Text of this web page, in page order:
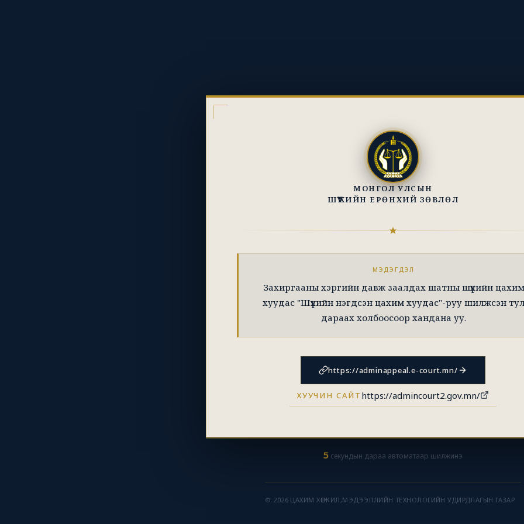
МОНГОЛ УЛСЫН
ШҮҮХИЙН ЕРӨНХИЙ ЗӨВЛӨЛ
МЭДЭГДЭЛ
Захиргааны хэргийн давж заалдах шатны шүүхийн цахим
хуудас "Шүүхийн нэгдсэн цахим хуудас"-руу шилжсэн
дараах холбоосоор хандана уу.
https://adminappeal.e-court.mn/
ХУУЧИН САЙТ https://admincourt2.gov.mn/
5 секундын дараа автоматаар шилжинэ
© 2026 ЦАХИМ ХӨГЖИЛ,МЭДЭЭЛЛИЙН ТЕХНОЛОГИЙН УДИРДЛАГЫН ГАЗАР